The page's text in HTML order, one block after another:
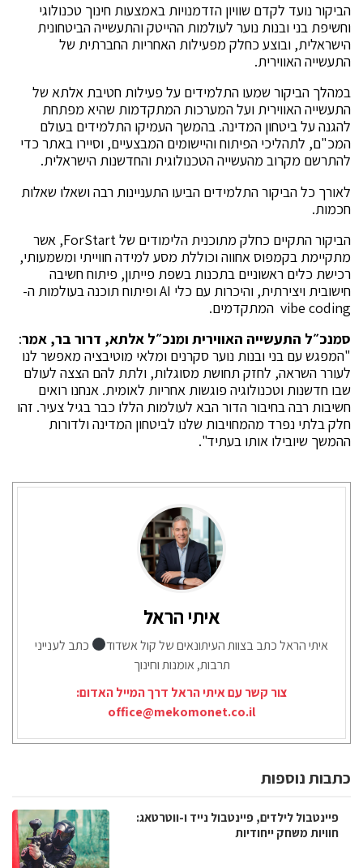
הביקור נועד לקדם שוויון הזדמנויות באמצעות חינוך טכנולוגי
וחשיפת בני ובנות נוער לעולמות ההייטק והתעשייה הביטחונית
הישראלית, ובוצע כחלק מפעילות האחריות החברתית של
התעשייה האווירית.
במהלך הביקור שמעו התלמידים על פעילות חטיבת אלתא של
התעשייה האווירית ועל המערכות המתקדמות שהיא מפתחת
להגנה על ביטחון המדינה. בהמשך העמיקו התלמידים בעולם
המכ"ם, לתהליכי הפיתוח והיישומים המבצעיים, וסיירו באתר כדי
להתרשם מקרוב מהעשייה הטכנולוגית והחדשנות הישראלית.
לאורך כל הביקור התלמידים הביעו התעניינות רבה ושאלו שאלות
חכמות.
הביקור התקיים כחלק מתוכנית הלימודים של ForStart, אשר
מתקיימת בקמפוס אחווה וכוללת מסע למידה חווייתי ומשמעותי,
רכישת כלים ראשוניים בתכנות בשפת פייתון, פיתוח חשיבה
חישובית ויצירתית, והיכרות עם כלי AI ופיתוח תוכנה בעולמות ה-
vibe coding המתקדמים.
סמנכ״ל התעשייה האווירית ומנכ״ל אלתא, דרור בר, אמר:
"המפגש עם בני ובנות נוער סקרנים ומלאי מוטיבציה מאפשר לנו
לעורר השראה, לחזק תחושת מסוגלות, ולתת להם הצצה לעולם
שבו חדשנות וטכנולוגיה פוגשות אחריות לאומית. אנחנו רואים
חשיבות רבה בחיבור הדור הבא לעולמות הללו כבר בגיל צעיר. זהו
חלק בלתי נפרד מהמחויבות שלנו לביטחון המדינה ולדורות
ההמשך שיובילו אותו בעתיד".
איתי הראל
איתי הראל כתב בצוות העיתונאים של קול אשדוד
כתב לענייני
תרבות, אומנות וחינוך
צור קשר עם איתי הראל דרך המייל האדום:
office@mekomonet.co.il
כתבות נוספות
פיינטבול לילדים, פיינטבול נייד ו-ווטרטאג:
חוויות משחק ייחודיות